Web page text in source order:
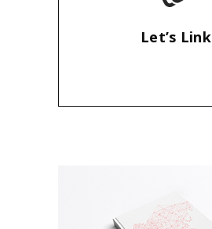
Let’s Link